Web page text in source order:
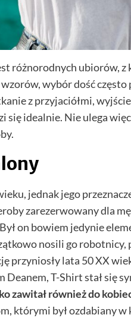
różnorodnych ubiorów,
wybór dość
z przyjaciółmi,
się idealnie. Nie ulega
jednak jego
zarezerwowany dla
on bowiem jedynie
nosili go
przyniosły lata 50 XX
T-Shirt stał się
zawitał również do
którymi był ozdabiany